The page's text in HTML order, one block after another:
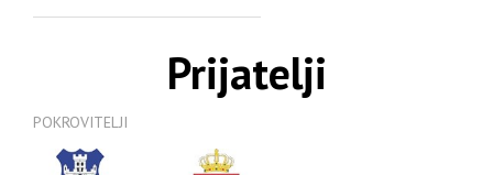
Prijatelji
POKROVITELJI